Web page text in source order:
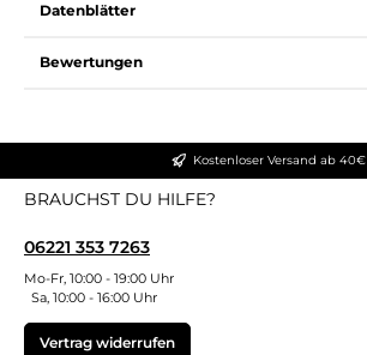
Datenblätter
Bewertungen
Kostenloser Versand ab 40€
BRAUCHST DU HILFE?
06221 353 7263
Mo-Fr, 10:00 - 19:00 Uhr
Sa, 10:00 - 16:00 Uhr
Vertrag widerrufen